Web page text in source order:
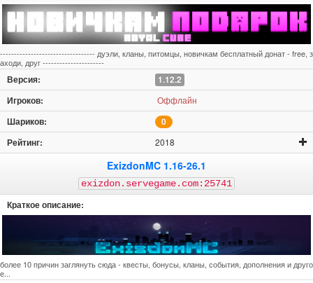
---------------------------------- дуэли, кланы, питомцы, новичкам бесплатный донат - free, з
аходи, друг ----------------------
1.12.2
Оффлайн
0
2018
ExizdonMC 1.16-26.1
exizdon.servegame.com:25741
более 10 причин заглянуть сюда - квесты, бонусы, кланы, события, дополнения и друго
е...